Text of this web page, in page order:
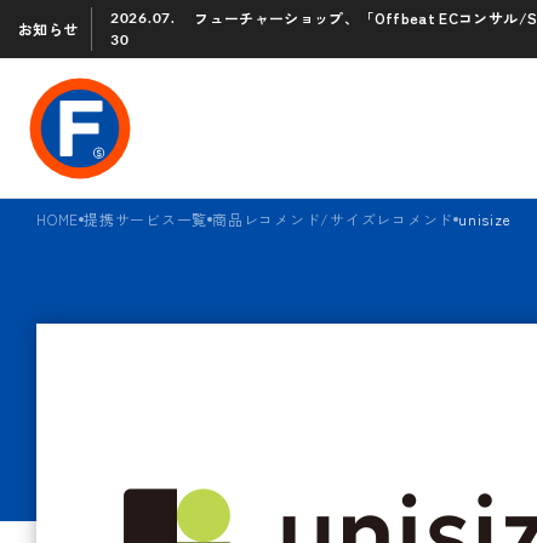
お知らせ
2026.07.
30
フューチャーショップ、「Offbeat ECコンサル/
HOME 提携サービス一覧 商品レコメンド/サイズレコメンド unisize